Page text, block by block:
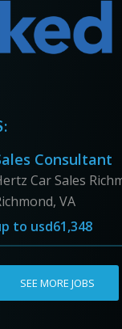
Consultant
Car Sales
VA
to usd61,348
SEE MORE JOBS